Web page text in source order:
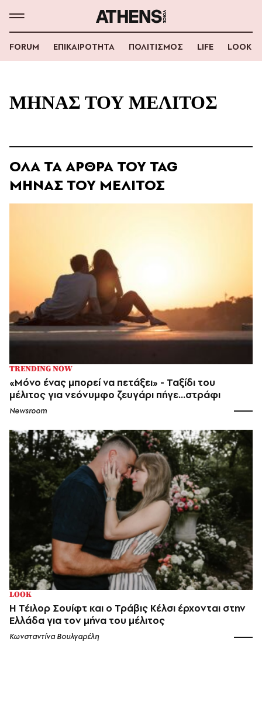
FORUM ΕΠΙΚΑΙΡΟΤΗΤΑ ΠΟΛΙΤΙΣΜΟΣ LIFE LOOK
ΜΗΝΑΣ ΤΟΥ ΜΕΛΙΤΟΣ
ΟΛΑ ΤΑ ΑΡΘΡΑ ΤΟΥ TAG
ΜΗΝΑΣ ΤΟΥ ΜΕΛΙΤΟΣ
TRENDING NOW
«Μόνο ένας μπορεί να πετάξει» - Ταξίδι του
μέλιτος για νεόνυμφο ζευγάρι πήγε...στράφι
Newsroom
LOOK
Η Τέιλορ Σουίφτ και ο Τράβις Κέλσι έρχονται στην
Ελλάδα για τον μήνα του μέλιτος
Κωνσταντίνα Βουλγαρέλη